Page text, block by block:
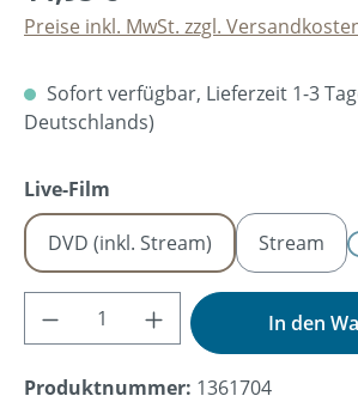
Preise inkl. MwSt. zzgl.
Sofort verfügbar, Lieferzeit 1-3
Deutschlands)
Live-Film
DVD (inkl. Stream) Stream
Produkt Anzahl: Gib den
In den
Produktnummer: 1361704